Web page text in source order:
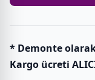
* Demonte
Kargo ücreti